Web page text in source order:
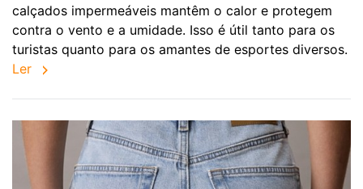
calçados impermeáveis mantêm o calor e protegem
contra o vento e a umidade. Isso é útil tanto para os
turistas quanto para os amantes de esportes diversos.
Ler